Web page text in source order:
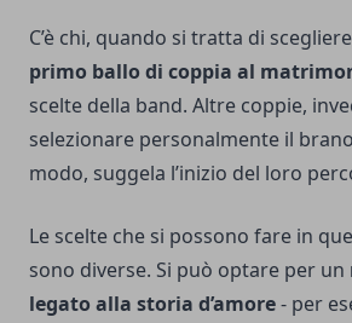
C’è chi, quando si tratta di
primo ballo di coppia al
scelte della band. Altre coppie,
selezionare personalmente il
modo, suggela l’inizio del loro
Le scelte che si possono fare in
sono diverse. Si può optare per un
legato alla storia d’amore- per